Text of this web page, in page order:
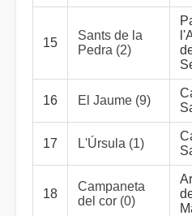
15
Sants de la
Pedra (2)
16 El Jaume (9)
17 L'Úrsula (1)
18
Campaneta
del cor (0)